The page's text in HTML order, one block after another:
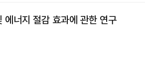
에너지 절감 효과에 관한 연구